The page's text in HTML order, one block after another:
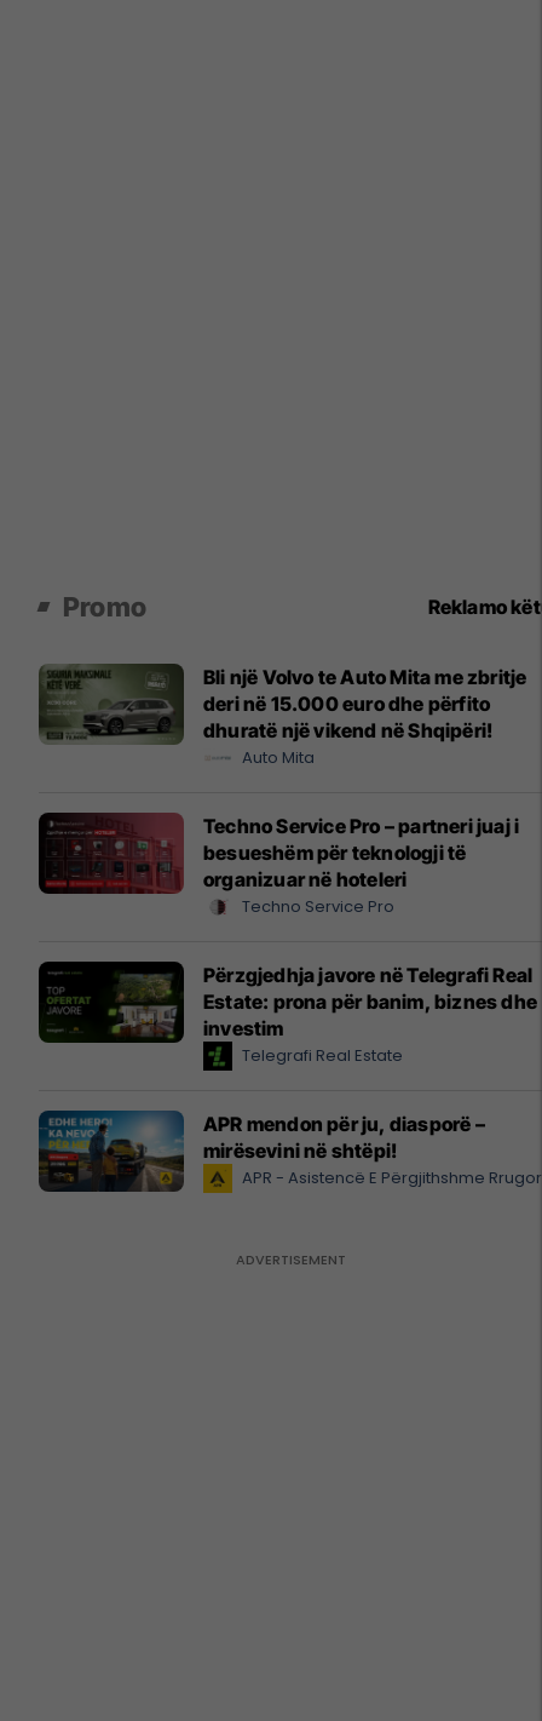
Promo Reklamo
Bli një Volvo te Auto Mita me zbritje
deri në 15.000 euro dhe përfito
dhuratë një vikend në Shqipëri!
Auto Mita
Techno Service Pro – partneri juaj i
besueshëm për teknologji të
organizuar në hoteleri
Techno Service Pro
Përzgjedhja javore në Telegrafi Real
Estate: prona për banim, biznes dhe
investim
Telegrafi Real Estate
APR mendon për ju, diasporë –
mirësevini në shtëpi!
APR - Asistencë E Përgjithshme